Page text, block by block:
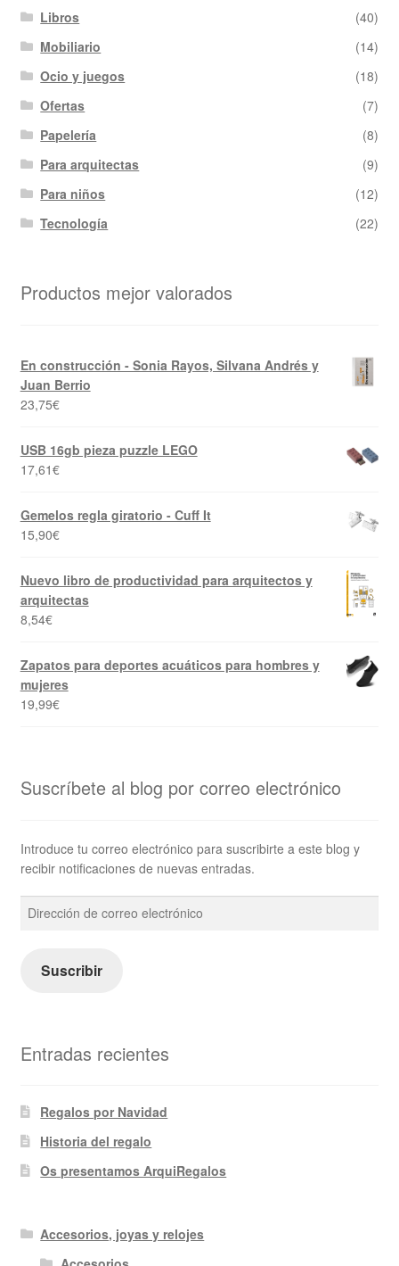
Libros
(40)
Mobiliario
(14)
Ocio y juegos
(18)
Ofertas
(7)
Papelería
(8)
Para arquitectas
(9)
Para niños
(12)
Tecnología
(22)
Productos mejor valorados
En construcción - Sonia Rayos, Silvana Andrés y
Juan Berrio
23,75€
USB 16gb pieza puzzle LEGO
17,61€
Gemelos regla giratorio - Cuff It
15,90€
Nuevo libro de productividad para arquitectos y
arquitectas
8,54€
Zapatos para deportes acuáticos para hombres y
mujeres
19,99€
Suscríbete al blog por correo electrónico
Introduce tu correo electrónico para suscribirte a este blog y
recibir notificaciones de nuevas entradas.
Dirección
de
electrónico
Suscribir
Entradas recientes
Regalos por Navidad
Historia del regalo
Os presentamos ArquiRegalos
Accesorios, joyas y relojes